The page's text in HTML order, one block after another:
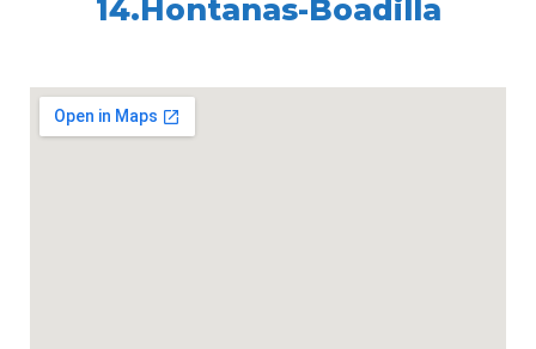
14.Hontanas-Boadilla